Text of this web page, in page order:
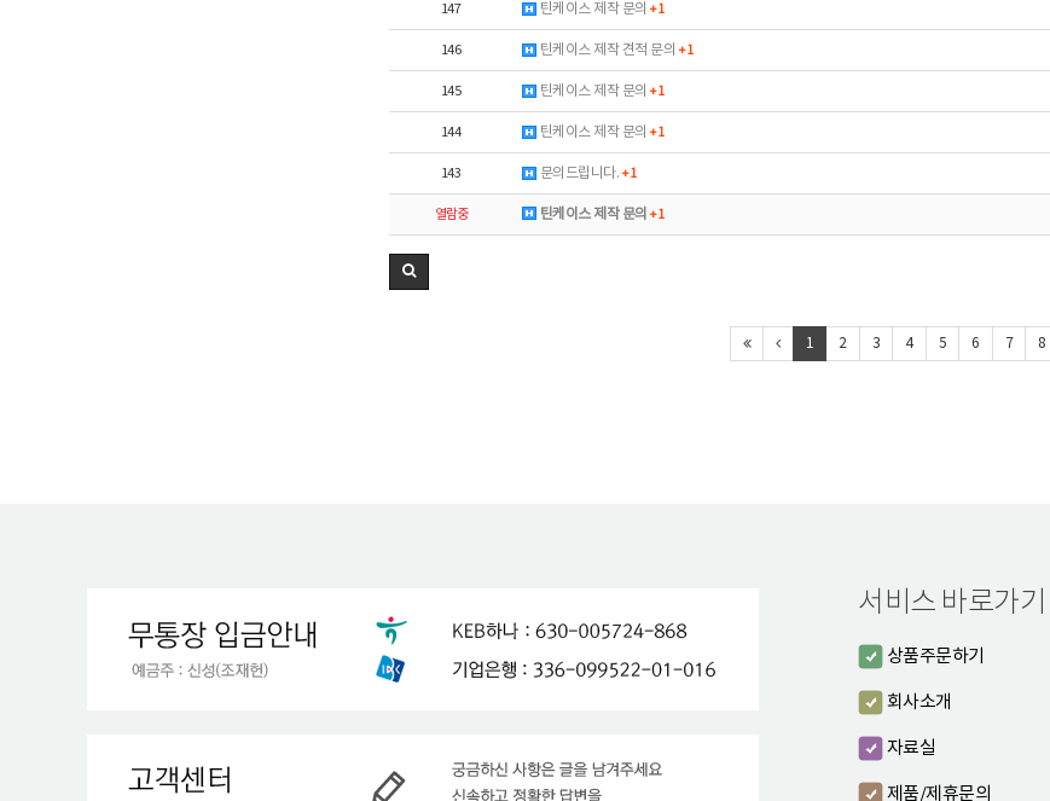
147 틴케이스 제작 문의 + 1
146 틴케이스 제작 견적 문의 + 1
145 틴케이스 제작 문의 + 1
144 틴케이스 제작 문의 + 1
143 문의드립니다. + 1
열람중 틴케이스 제작 문의 + 1
1 2 3 4 5 6 7 8
서비스 바로가기
상품주문하기
회사소개
자료실
제품/제휴문의